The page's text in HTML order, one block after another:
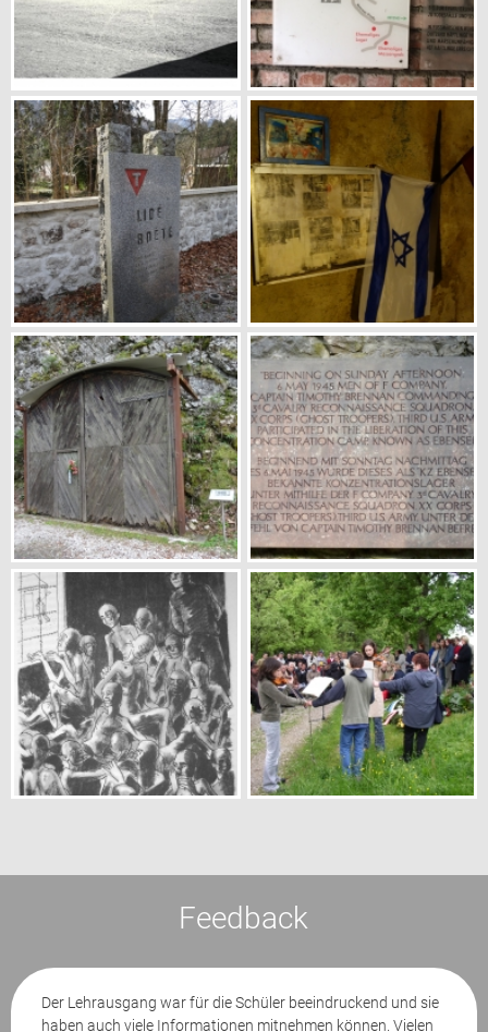
Feedback
Der Lehrausgang war für die Schüler beeindruckend und sie
haben auch viele Informationen mitnehmen können. Vielen